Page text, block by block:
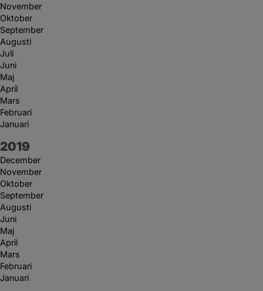
November
Oktober
September
Augusti
Juli
Juni
Maj
April
Mars
Februari
Januari
År:
2019
December
November
Oktober
September
Augusti
Juni
Maj
April
Mars
Februari
Januari